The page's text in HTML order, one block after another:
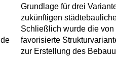
Grundlage für drei
zukünftigen
Schließlich wurde die von
favorisierte
zur Erstellung des